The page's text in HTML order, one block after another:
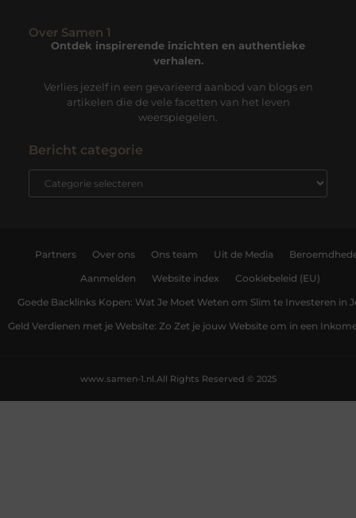
Over Samen 1
Ontdek inspirerende inzichten en authentieke
verhalen.
Verlies jezelf in een gevarieerd aanbod van blogs en
artikelen die de vele facetten van het leven
weerspiegelen.
Bericht categorie
Partners Over ons Ons team Uit de Media
Aanmelden Website index Cookiebeleid (EU)
Goede Backlinks Kopen: Wat Je Moet Weten om Slim te Investeren in
Geld Verdienen met je Website: Zo Zet je jouw Website om in een
All Rights Reserved © 2025
www.samen-1.nl.